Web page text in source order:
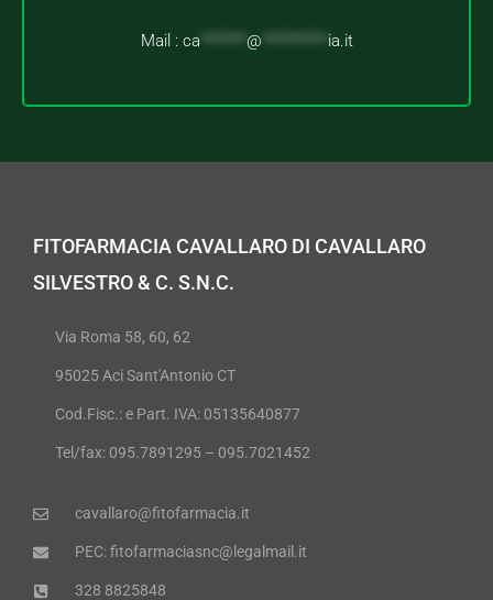
Mail : ca @ ia.it
FITOFARMACIA CAVALLARO DI CAVALLARO
SILVESTRO & C. S.N.C.
Via Roma 58, 60, 62
95025 Aci Sant'Antonio CT
Cod.Fisc.: e Part. IVA: 05135640877
Tel/fax: 095.7891295 – 095.7021452
cavallaro@fitofarmacia.it
PEC: fitofarmaciasnc@legalmail.it
328 8825848